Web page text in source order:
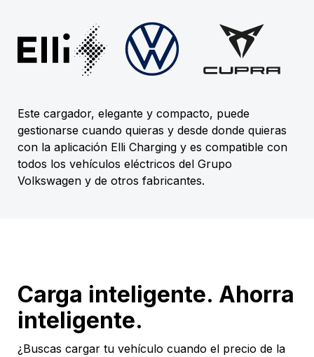
Este cargador, elegante y compacto, puede
gestionarse cuando quieras y desde donde quieras
con la aplicación Elli Charging y es compatible con
todos los vehículos eléctricos del Grupo
Volkswagen y de otros fabricantes.
Carga inteligente. Ahorra
inteligente.
¿Buscas cargar tu vehículo cuando el precio de la